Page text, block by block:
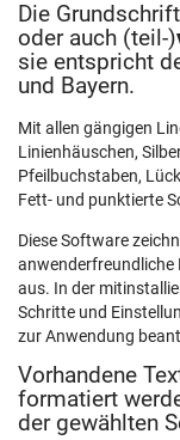
Die
oder auch (teil-)
sie entspricht
und Bayern.
Mit allen gängigen
Linienhäuschen,
Pfeilbuchstaben,
Fett- und punktierte
Diese Software
anwenderfreundliche
aus. In der
Schritte und
zur Anwendung
Vorhandene
formatiert
der gewählten